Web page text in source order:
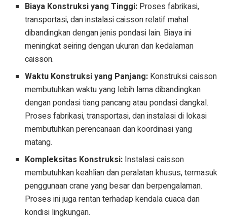
Biaya Konstruksi yang Tinggi: Proses fabrikasi,
transportasi, dan instalasi caisson relatif mahal
dibandingkan dengan jenis pondasi lain. Biaya ini
meningkat seiring dengan ukuran dan kedalaman
caisson.
Waktu Konstruksi yang Panjang: Konstruksi caisson
membutuhkan waktu yang lebih lama dibandingkan
dengan pondasi tiang pancang atau pondasi dangkal.
Proses fabrikasi, transportasi, dan instalasi di lokasi
membutuhkan perencanaan dan koordinasi yang
matang.
Kompleksitas Konstruksi: Instalasi caisson
membutuhkan keahlian dan peralatan khusus, termasuk
penggunaan crane yang besar dan berpengalaman.
Proses ini juga rentan terhadap kendala cuaca dan
kondisi lingkungan.